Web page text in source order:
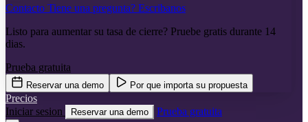
Contacto Tiene una pregunta? Escribanos
Listo para aumentar su tasa de cierre? Pruebe gratis durante 14
dias.
Prueba gratuita
Reservar una demo Por que importa su propuesta
Precios
Iniciar sesion
Reservar una demo Prueba gratuita